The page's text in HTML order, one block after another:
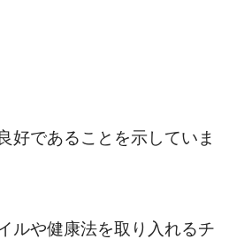
好であることを示していま
ルや健康法を取り入れるチ